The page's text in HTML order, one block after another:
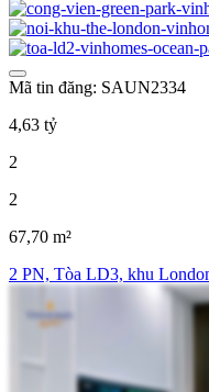
Mã tin đăng: SAUN2334
4,63 tỷ
2
2
67,70 m²
2 PN, Tòa LD3, khu